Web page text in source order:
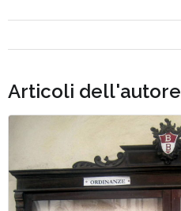
Articoli dell'autore